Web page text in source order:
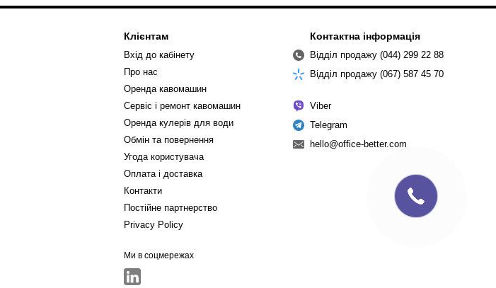
Клієнтам
Вхід до кабінету
Про нас
Оренда кавомашин
Сервіс і ремонт кавомашин
Оренда кулерів для води
Обмін та повернення
Угода користувача
Оплата і доставка
Контакти
Постійне партнерство
Privacy Policy
Ми в соцмережах
Контактна інформація
Відділ продажу (044) 299 22 88
Відділ продажу (067) 587 45 70
Viber
Telegram
hello@office-better.com